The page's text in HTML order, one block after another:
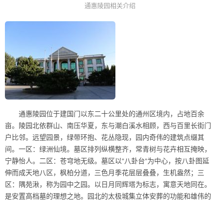
通惠陵园相关介绍
通惠陵园位于建国门以东二十公里处的通州区境内，占地百余
亩。陵园北依群山、南压华夏，东与潮白溪水相顾，西与百里长街门
户比邻。远望园景，绿带环抱、花丛隐现，园内奇伟的建筑点缀其
间。一区：绿洲仙境。墓区排列纵横整齐，常青树与花卉相互掩映，
宁静怡人。二区：苍穹地无级。墓区以“八卦台“为中心，按八卦图延
伸而成天地八区，枫柏分道，三色月季花层层叠叠，生机盎然；三
区：隅苑湫，称为园中之园。以日月同辉塔为标志，寓意天地同在。
是安置高档墓的理想之地。园北的太极城集立体安葬的功能和雄伟的